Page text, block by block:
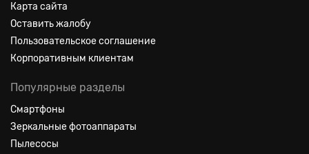
Карта сайта
Оставить жалобу
Пользовательское соглашение
Корпоративным клиентам
Популярные разделы
Смартфоны
Зеркальные фотоаппараты
Пылесосы